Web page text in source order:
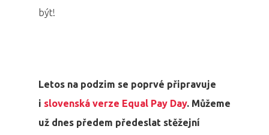
být!
Letos na podzim se poprvé připravuje
i slovenská verze Equal Pay Day. Můžeme
už dnes předem předeslat stěžejní